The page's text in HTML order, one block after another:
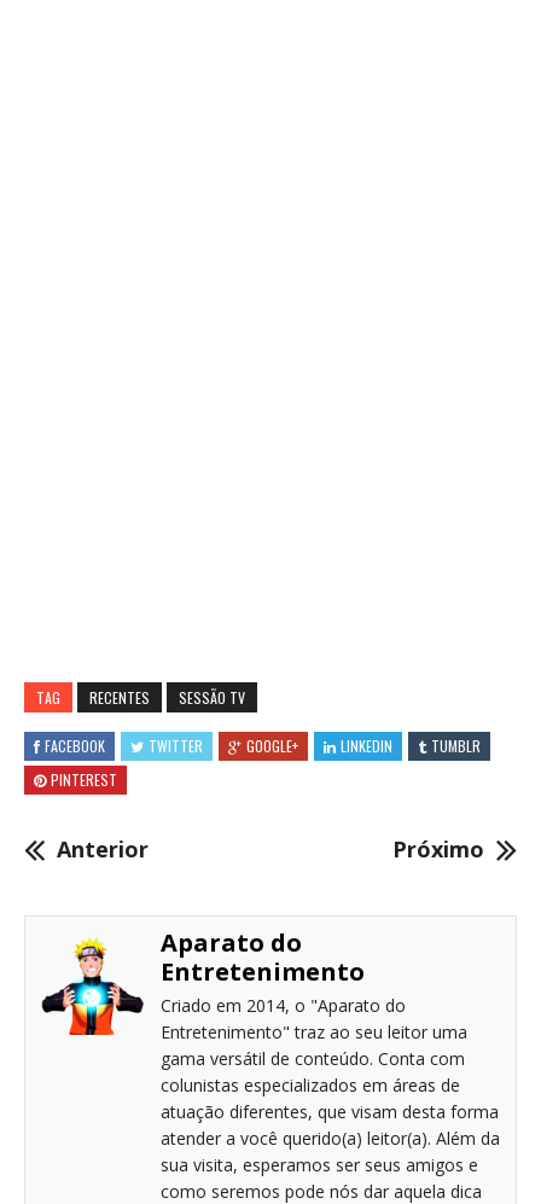
TAG RECENTES SESSÃO TV
FACEBOOK TWITTER GOOGLE+ LINKEDIN
TUMBLR
PINTEREST
Anterior Próximo
Aparato do
Entretenimento
Criado em 2014, o "Aparato do
Entretenimento" traz ao seu leitor uma
gama versátil de conteúdo. Conta com
colunistas especializados em áreas de
atuação diferentes, que visam desta forma
atender a você querido(a) leitor(a). Além da
sua visita, esperamos ser seus amigos e
como seremos pode nós dar aquela dica